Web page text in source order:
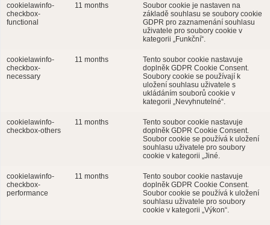
cookielawinfo-
checkbox-
functional
11 months
Soubor cookie je nastaven na
základě souhlasu se soubory cookie
GDPR pro zaznamenání souhlasu
uživatele pro soubory cookie v
kategorii „Funkční“.
cookielawinfo-
checkbox-
necessary
11 months
Tento soubor cookie nastavuje
doplněk GDPR Cookie Consent.
Soubory cookie se používají k
uložení souhlasu uživatele s
ukládáním souborů cookie v
kategorii „Nevyhnutelné“.
cookielawinfo-
checkbox-others
11 months
Tento soubor cookie nastavuje
doplněk GDPR Cookie Consent.
Soubor cookie se používá k uložení
souhlasu uživatele pro soubory
cookie v kategorii „Jiné.
cookielawinfo-
checkbox-
performance
11 months
Tento soubor cookie nastavuje
doplněk GDPR Cookie Consent.
Soubor cookie se používá k uložení
souhlasu uživatele pro soubory
cookie v kategorii „Výkon“.